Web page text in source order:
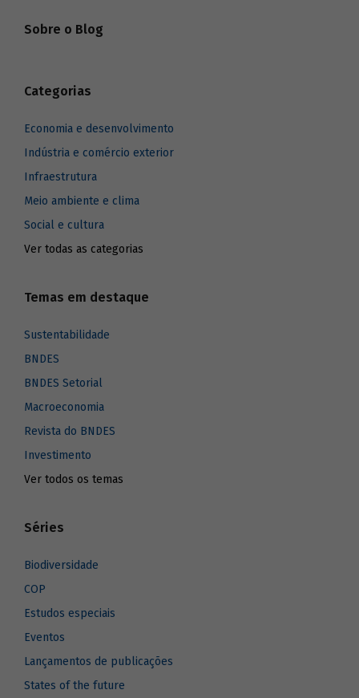
Sobre o Blog
Categorias
Economia e desenvolvimento
Indústria e comércio exterior
Infraestrutura
Meio ambiente e clima
Social e cultura
Ver todas as categorias
Temas em destaque
Sustentabilidade
BNDES
BNDES Setorial
Macroeconomia
Revista do BNDES
Investimento
Ver todos os temas
Séries
Biodiversidade
COP
Estudos especiais
Eventos
Lançamentos de publicações
States of the future